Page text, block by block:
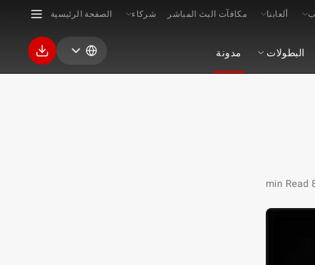
ألعابنا مكافآت البث المباشر شركاء الصفحة الرئيسية
البطولات مدونة
8